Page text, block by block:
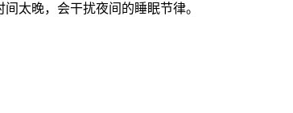
太晚，会干扰夜间的睡眠节律。